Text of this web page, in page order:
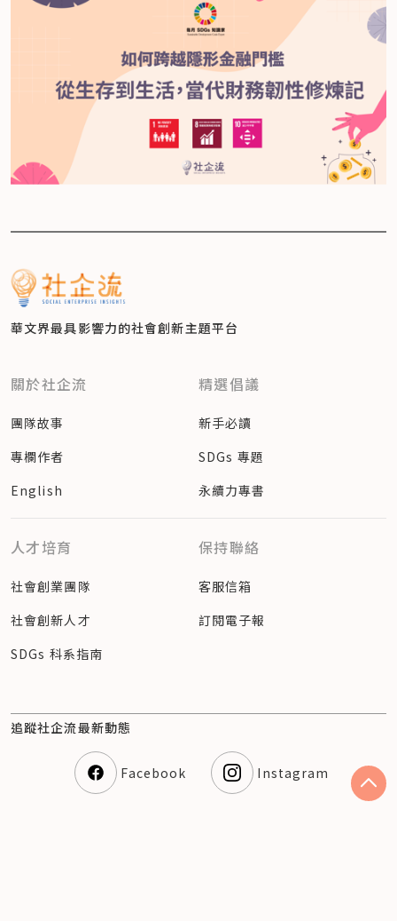
華文界最具影響力的社會創新主題平台
關於社企流
團隊故事
專欄作者
English
精選倡議
新手必讀
SDGs 專題
永續力專書
人才培育
社會創業團隊
社會創新人才
SDGs 科系指南
保持聯絡
客服信箱
訂閱電子報
追蹤社企流最新動態
Facebook Instagram